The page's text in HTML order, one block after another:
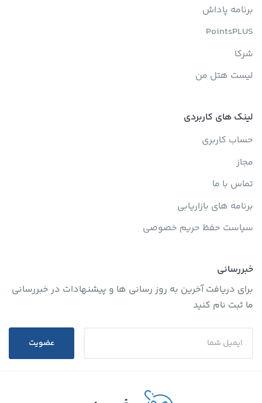
برنامه پاداش
PointsPLUS
شرکا
لیست هتل من
لینک های کاربردی
حساب کاربری
مجاز
تماس با ما
برنامه های بازاریابی
سیاست حفظ حریم خصوصی
خبررسانی
برای دریافت آخرین به روز رسانی ها و پیشنهادات در خبررسانی
ما ثبت نام کنید
عضویت